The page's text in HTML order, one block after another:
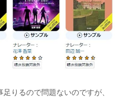
りるので問題ないのですが、